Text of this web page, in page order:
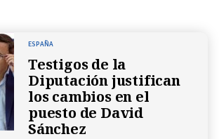
ESPAÑA
Testigos de la
Diputación justifican
los cambios en el
puesto de David
Sánchez